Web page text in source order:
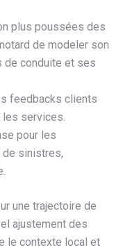
plus poussées des
de modeler son
de conduite et ses
feedbacks clients
les services.
pour les
de sinistres,
une trajectoire de
ajustement des
le contexte local et